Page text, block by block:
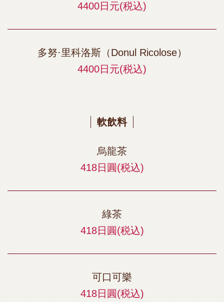
4400日元(税込)
多努·里科洛斯（Donul Ricolose）
4400日元(税込)
軟飲料
烏龍茶
418日圓(税込)
綠茶
418日圓(税込)
可口可樂
418日圓(税込)